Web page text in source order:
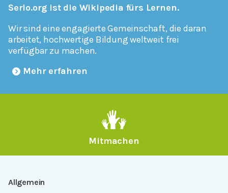
Serlo.org ist die Wikipedia fürs Lernen.
Wir sind eine engagierte Gemeinschaft, die daran
arbeitet, hochwertige Bildung weltweit frei
verfügbar zu machen.
Mehr erfahren
Mitmachen
Allgemein